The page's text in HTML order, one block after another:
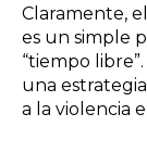
Claramente,
es un simple
“tiempo
una
a la violencia